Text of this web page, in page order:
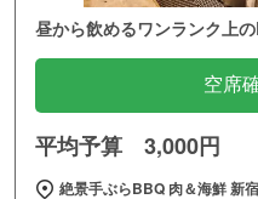
昼から飲めるワンランク上
空席
平均予算 3,000円
絶景手ぶらBBQ 肉＆海鮮 新